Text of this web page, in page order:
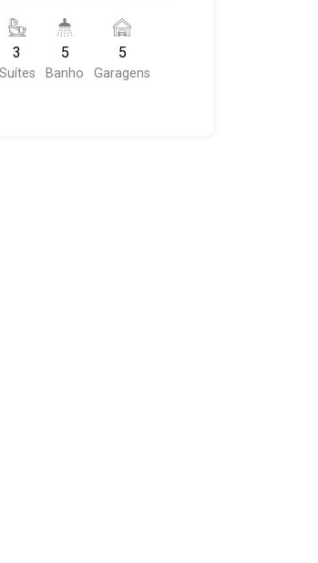
- Edícula; - Quintal;
- Piscina; - 5 vagas,
- Próximo ao
3
Suítes
5
Banho
5
Garagens